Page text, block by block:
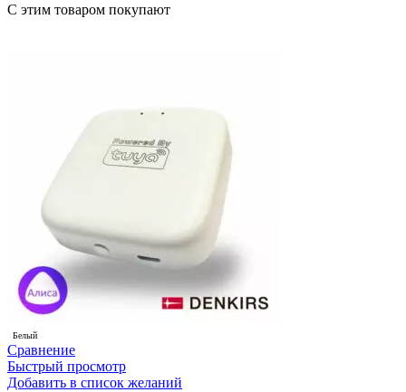
С этим товаром покупают
Белый
Сравнение
Быстрый просмотр
Добавить в список желаний